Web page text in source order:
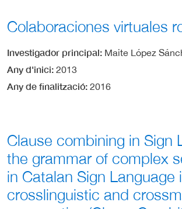
Colaboraciones virtuales
Investigador principal Maite López
Any d'inici 2013
Any de finalització 2016
Clause combining in Sign
the grammar of complex
in Catalan Sign Language
crosslinguistic and